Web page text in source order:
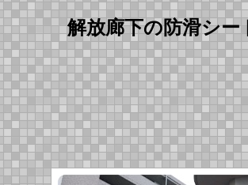
解放廊下の防滑シ